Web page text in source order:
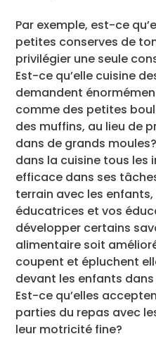
Par exemple, est-ce
petites conserves de
privilégier une seule
Est-ce qu’elle cuisine
demandent
comme des petites
des muffins, au lieu de
dans de grands
dans la cuisine tous les
efficace dans ses
terrain avec les
éducatrices et vos
développer certains
alimentaire soit
coupent et épluchent
devant les enfants
Est-ce qu’elles
parties du repas avec
leur motricité fine?